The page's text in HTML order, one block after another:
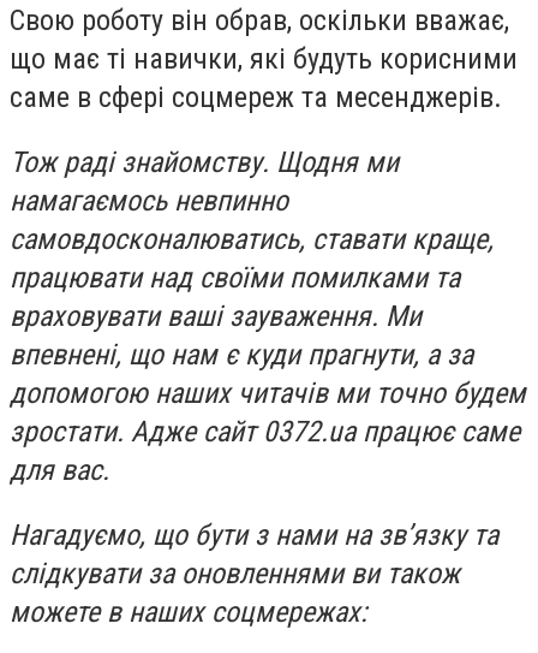
Свою роботу він обрав, оскільки вважає,
що має ті навички, які будуть корисними
саме в сфері соцмереж та месенджерів.
Тож раді знайомству. Щодня ми
намагаємось невпинно
самовдосконалюватись, ставати краще,
працювати над своїми помилками та
враховувати ваші зауваження. Ми
впевнені, що нам є куди прагнути, а за
допомогою наших читачів ми точно будем
зростати. Адже сайт 0372.ua працює саме
для вас.
Нагадуємо, що бути з нами на звʼязку та
слідкувати за оновленнями ви також
можете в наших соцмережах: